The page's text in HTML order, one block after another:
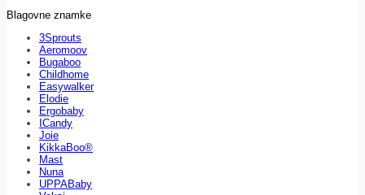
Blagovne znamke
3Sprouts
Aeromoov
Bugaboo
Childhome
Easywalker
Elodie
Ergobaby
ICandy
Joie
KikkaBoo®
Mast
Nuna
UPPABaby